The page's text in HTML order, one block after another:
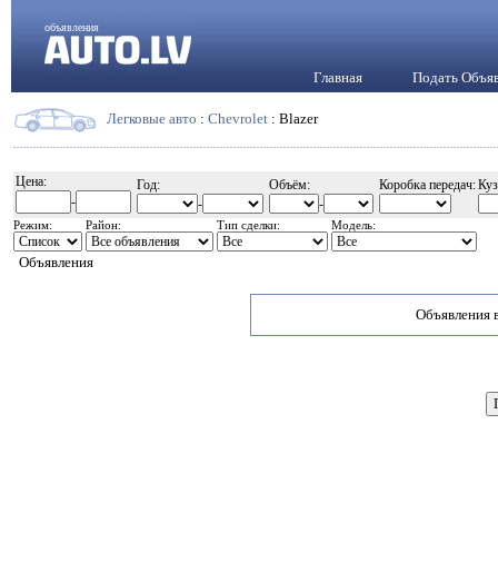
объявления
Главная Подать
Легковые авто : Chevrolet : Blazer
Цена:
-
Год:
-
Объём:
-
Коробка передач:
Режим: Район: Тип сделки: Модель:
Объявления
Объявления